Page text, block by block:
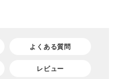
よくある質問
レビュー